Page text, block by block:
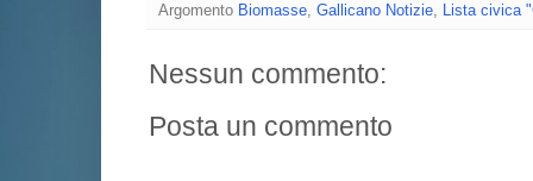
Argomento Biomasse, Gallicano Notizie, Lista civica
Nessun commento:
Posta un commento